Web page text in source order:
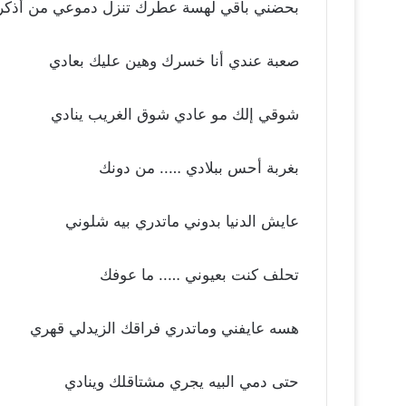
بحضني باقي لهسة عطرك تنزل دموعي من
صعبة عندي أنا خسرك وهين عليك بعادي
شوقي إلك مو عادي شوق الغريب ينادي
بغربة أحس ببلادي ….. من دونك
عايش الدنيا بدوني ماتدري بيه شلوني
تحلف كنت بعيوني ….. ما عوفك
هسه عايفني وماتدري فراقك الزيدلي قهري
حتى دمي البيه يجري مشتاقلك وينادي